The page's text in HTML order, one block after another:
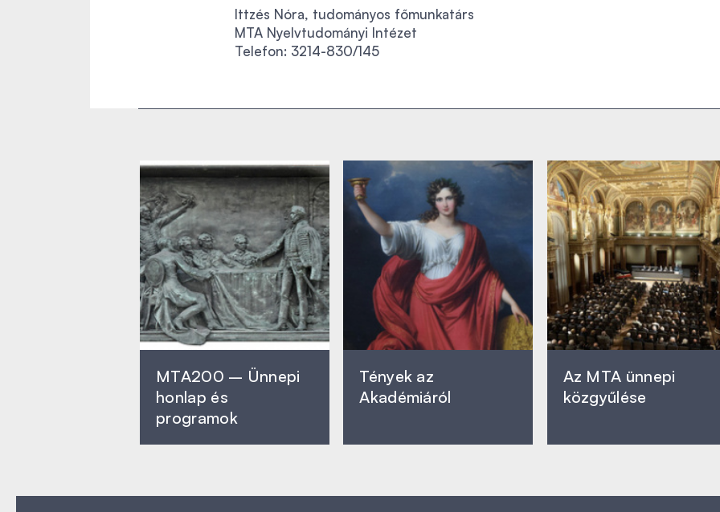
Ittzés Nóra, tudományos főmunkatárs
MTA Nyelvtudományi Intézet
Telefon: 3214-830/145
MTA200 – Ünnepi
honlap és
programok
Tények az
Akadémiáról
Az MTA ünnepi
közgyűlése